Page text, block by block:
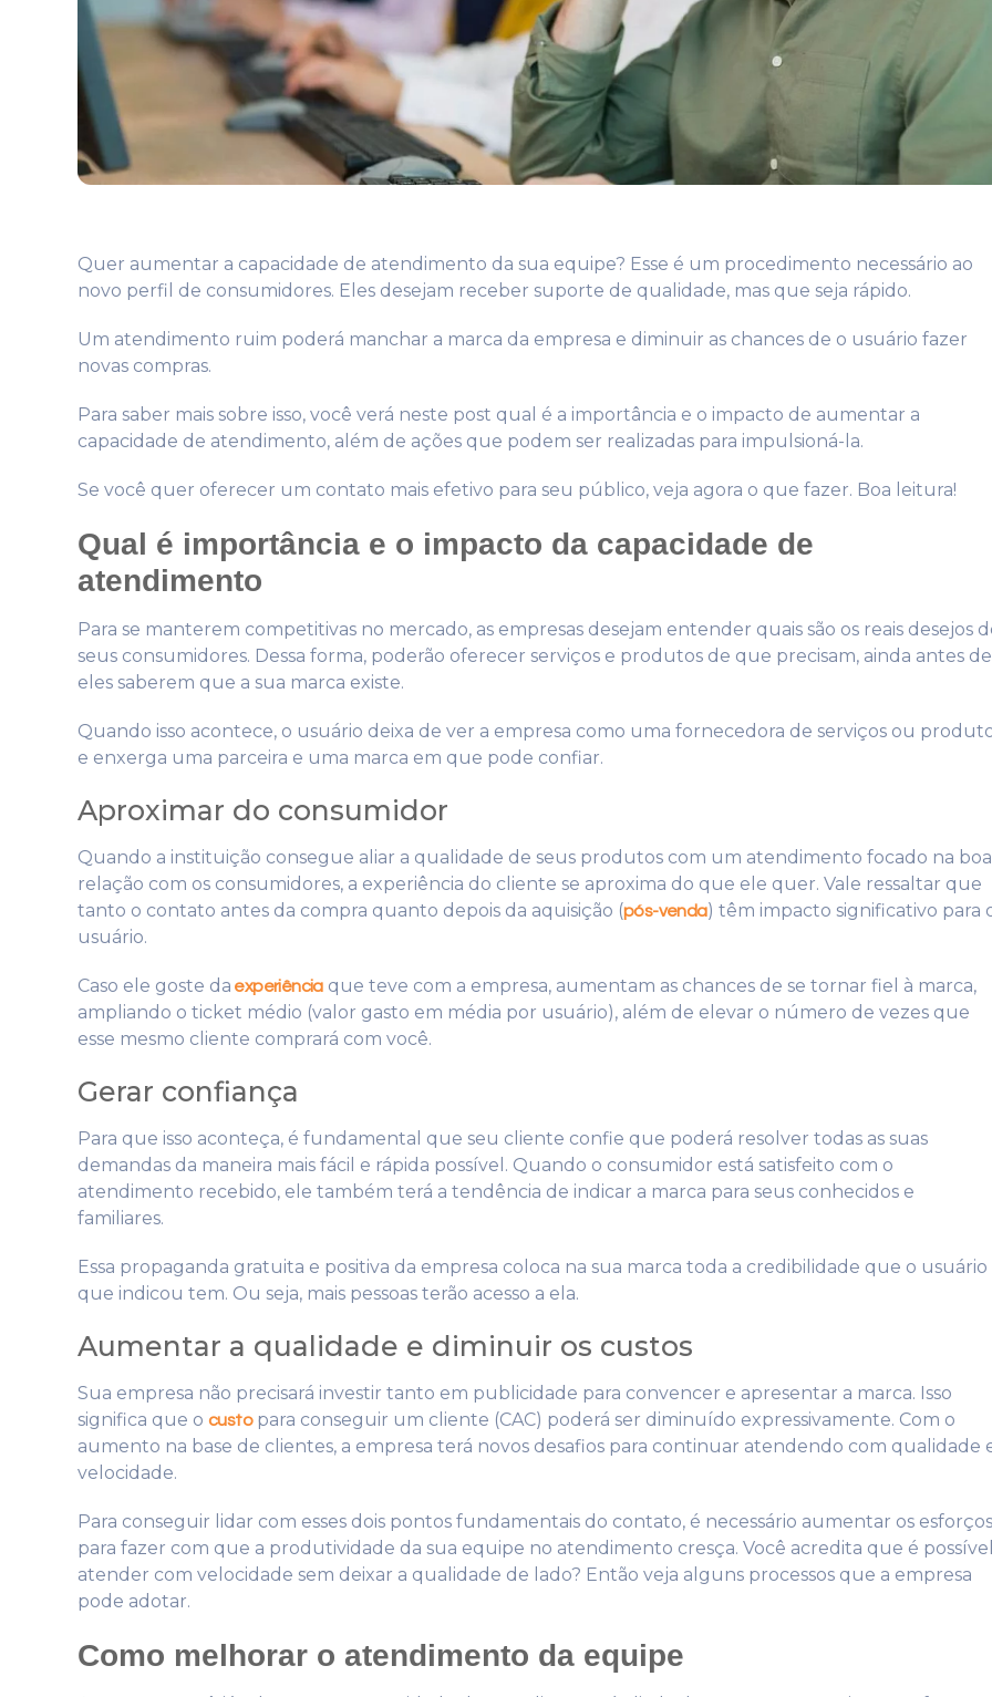
Quer aumentar a capacidade de atendimento da sua equipe? Esse é um procedimento necessário ao
novo perfil de consumidores. Eles desejam receber suporte de qualidade, mas que seja rápido.
Um atendimento ruim poderá manchar a marca da empresa e diminuir as chances de o usuário fazer
novas compras.
Para saber mais sobre isso, você verá neste post qual é a importância e o impacto de aumentar a
capacidade de atendimento, além de ações que podem ser realizadas para impulsioná-la.
Se você quer oferecer um contato mais efetivo para seu público, veja agora o que fazer. Boa leitura!
Qual é importância e o impacto da capacidade de
atendimento
Para se manterem competitivas no mercado, as empresas desejam entender quais são os reais desejos
seus consumidores. Dessa forma, poderão oferecer serviços e produtos de que precisam, ainda antes de
eles saberem que a sua marca existe.
Quando isso acontece, o usuário deixa de ver a empresa como uma fornecedora de serviços ou
e enxerga uma parceira e uma marca em que pode confiar.
Aproximar do consumidor
Quando a instituição consegue aliar a qualidade de seus produtos com um atendimento focado na boa
relação com os consumidores, a experiência do cliente se aproxima do que ele quer. Vale ressaltar que
tanto o contato antes da compra quanto depois da aquisição (pós-venda) têm impacto significativo para
usuário.
Caso ele goste da experiênciaque teve com a empresa, aumentam as chances de se tornar fiel à marca,
ampliando o ticket médio (valor gasto em média por usuário), além de elevar o número de vezes que
esse mesmo cliente comprará com você.
Gerar confiança
Para que isso aconteça, é fundamental que seu cliente confie que poderá resolver todas as suas
demandas da maneira mais fácil e rápida possível. Quando o consumidor está satisfeito com o
atendimento recebido, ele também terá a tendência de indicar a marca para seus conhecidos e
familiares.
Essa propaganda gratuita e positiva da empresa coloca na sua marca toda a credibilidade que o usuário
que indicou tem. Ou seja, mais pessoas terão acesso a ela.
Aumentar a qualidade e diminuir os custos
Sua empresa não precisará investir tanto em publicidade para convencer e apresentar a marca. Isso
significa que o custopara conseguir um cliente (CAC) poderá ser diminuído expressivamente. Com o
aumento na base de clientes, a empresa terá novos desafios para continuar atendendo com qualidade
velocidade.
Para conseguir lidar com esses dois pontos fundamentais do contato, é necessário aumentar os esforços
para fazer com que a produtividade da sua equipe no atendimento cresça. Você acredita que é
atender com velocidade sem deixar a qualidade de lado? Então veja alguns processos que a empresa
pode adotar.
Como melhorar o atendimento da equipe